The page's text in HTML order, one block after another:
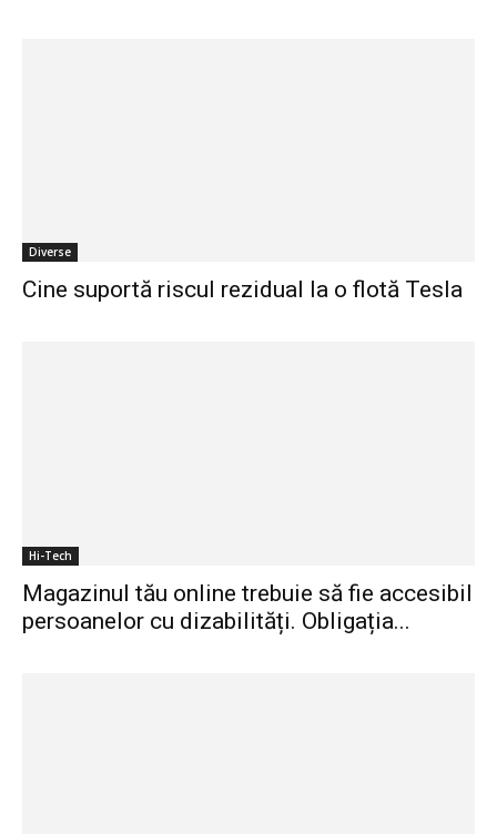
Diverse
Cine suportă riscul rezidual la o flotă Tesla
Hi-Tech
Magazinul tău online trebuie să fie accesibil
persoanelor cu dizabilități. Obligația...